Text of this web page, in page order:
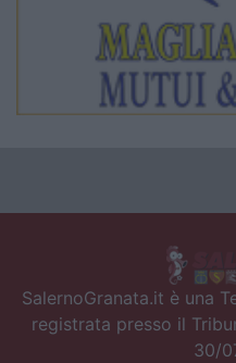
SalernoGranata.it è una
registrata presso il
30/